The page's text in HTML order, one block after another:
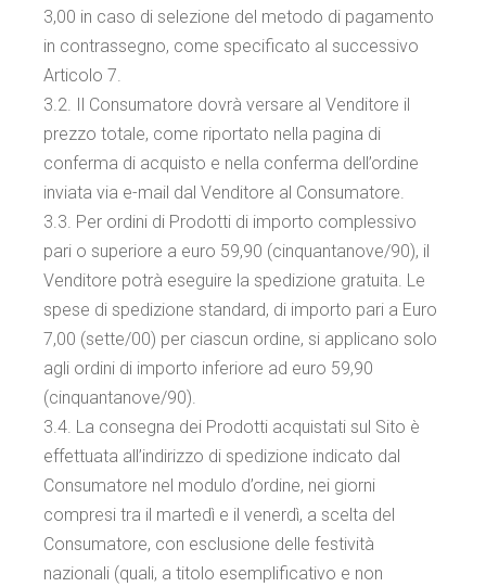
3,00 in caso di selezione del metodo di pagamento
in contrassegno, come specificato al successivo
Articolo 7.
3.2. Il Consumatore dovrà versare al Venditore il
prezzo totale, come riportato nella pagina di
conferma di acquisto e nella conferma dell’ordine
inviata via e-mail dal Venditore al Consumatore.
3.3. Per ordini di Prodotti di importo complessivo
pari o superiore a euro 59,90 (cinquantanove/90), il
Venditore potrà eseguire la spedizione gratuita. Le
spese di spedizione standard, di importo pari a Euro
7,00 (sette/00) per ciascun ordine, si applicano solo
agli ordini di importo inferiore ad euro 59,90
(cinquantanove/90).
3.4. La consegna dei Prodotti acquistati sul Sito è
effettuata all’indirizzo di spedizione indicato dal
Consumatore nel modulo d’ordine, nei giorni
compresi tra il martedì e il venerdì, a scelta del
Consumatore, con esclusione delle festività
nazionali (quali, a titolo esemplificativo e non